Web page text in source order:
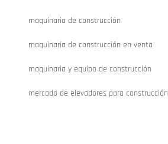
maquinaria de construcción
maquinaria de construcción en venta
maquinaria y equipo de construcción
mercado de elevadores para construcción